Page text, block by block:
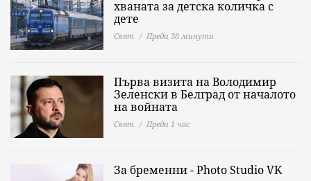
хваната за детска количка с
дете
Свят Преди 38 минути
Първа визита на Володимир
Зеленски в Белград от началото
на войната
Свят Преди 1 час
За бременни - Photo Studio VK